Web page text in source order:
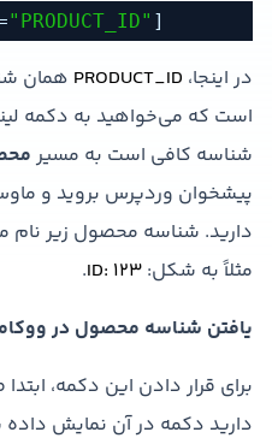
"PRODUCT_ID" ]
در اینجا، PRODUCT_ID همان
است که می‌خواهید به دکمه
شناسه کافی است به مسیر
پیشخوان وردپرس بروید و
دارید. شناسه محصول زیر
مثلاً به شکل: ID: 123
.
یافتن شناسه محصول در
برای قرار دادن این دکمه،
دارید دکمه در آن نمایش داده